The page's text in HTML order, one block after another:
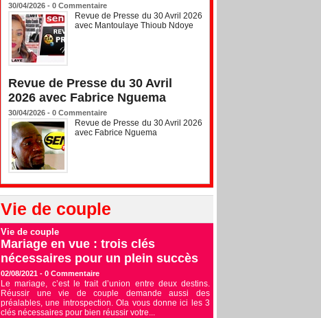
30/04/2026 - 0 Commentaire
Revue de Presse du 30 Avril 2026
avec Mantoulaye Thioub Ndoye
Revue de Presse du 30 Avril
2026 avec Fabrice Nguema
30/04/2026 - 0 Commentaire
Revue de Presse du 30 Avril 2026
avec Fabrice Nguema
Vie de couple
Vie de couple
Mariage en vue : trois clés
nécessaires pour un plein succès
02/08/2021 - 0 Commentaire
Le mariage, c’est le trait d’union entre deux destins.
Réussir une vie de couple demande aussi des
préalables, une introspection. Ola vous donne ici les 3
clés nécessaires pour bien réussir votre...